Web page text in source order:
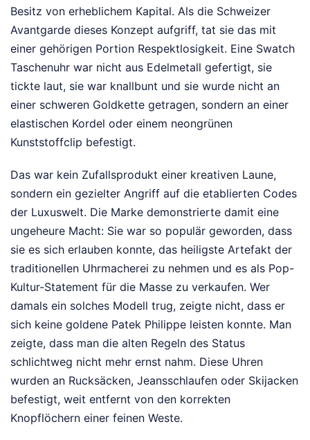
Besitz von erheblichem Kapital. Als die Schweizer
Avantgarde dieses Konzept aufgriff, tat sie das mit
einer gehörigen Portion Respektlosigkeit. Eine Swatch
Taschenuhr war nicht aus Edelmetall gefertigt, sie
tickte laut, sie war knallbunt und sie wurde nicht an
einer schweren Goldkette getragen, sondern an einer
elastischen Kordel oder einem neongrünen
Kunststoffclip befestigt.
Das war kein Zufallsprodukt einer kreativen Laune,
sondern ein gezielter Angriff auf die etablierten Codes
der Luxuswelt. Die Marke demonstrierte damit eine
ungeheure Macht: Sie war so populär geworden, dass
sie es sich erlauben konnte, das heiligste Artefakt der
traditionellen Uhrmacherei zu nehmen und es als Pop-
Kultur-Statement für die Masse zu verkaufen. Wer
damals ein solches Modell trug, zeigte nicht, dass er
sich keine goldene Patek Philippe leisten konnte. Man
zeigte, dass man die alten Regeln des Status
schlichtweg nicht mehr ernst nahm. Diese Uhren
wurden an Rucksäcken, Jeansschlaufen oder Skijacken
befestigt, weit entfernt von den korrekten
Knopflöchern einer feinen Weste.